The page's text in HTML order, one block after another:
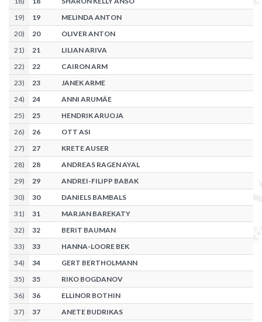
19) 19
MELINDA ANTON
20) 20
OLIVER ANTON
21) 21
LILIAN ARIVA
22) 22
CAIRON ARM
23) 23
JANEK ARME
24) 24
ANNI ARUMÄE
25) 25
HENDRIK ARUOJA
26) 26
OTT ASI
27) 27
KRETE AUSER
28) 28
ANDREAS RAGEN AYAL
29) 29
ANDREI-FILIPP BABAK
30) 30
DANIELS BAMBALS
31) 31
MARJAN BAREKATY
32) 32
BERIT BAUMAN
33) 33
HANNA-LOORE BEK
34) 34
GERT BERTHOLMANN
35) 35
RIKO BOGDANOV
36) 36
ELLINOR BOTHIN
37) 37
ANETE BUDRIKAS